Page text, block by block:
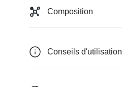
Composition
Conseils d'utilisation